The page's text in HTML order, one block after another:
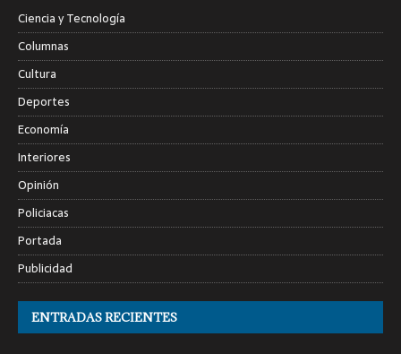
Ciencia y Tecnología
Columnas
Cultura
Deportes
Economía
Interiores
Opinión
Policiacas
Portada
Publicidad
ENTRADAS RECIENTES